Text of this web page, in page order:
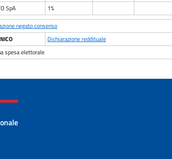
SpA
1%
negato consenso
Dichiarazione reddituale
spesa elettorale